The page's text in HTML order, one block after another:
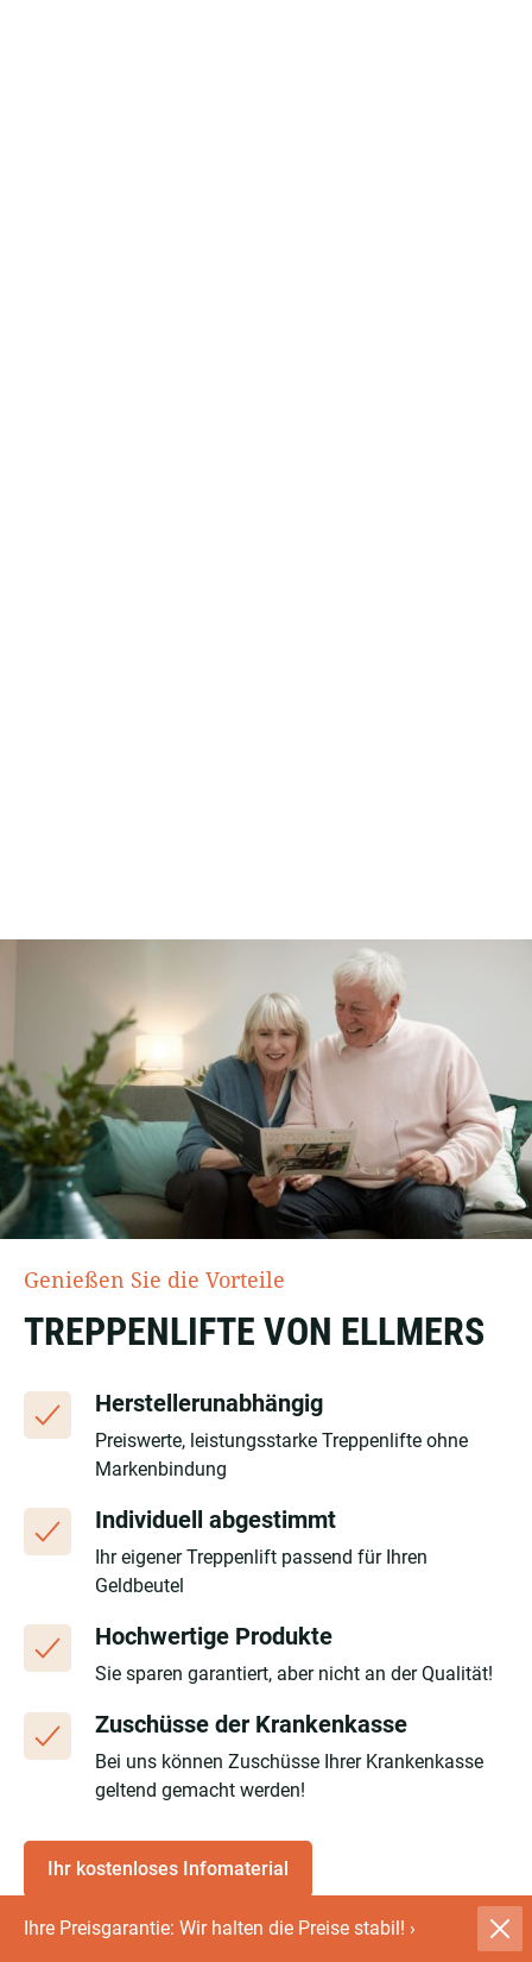
Ihre Preisgarantie: Wir halten die Preise stabil! ›
Genießen Sie die Vorteile
TREPPENLIFTE VON ELLMERS
Herstellerunabhängig
Preiswerte, leistungsstarke Treppenlifte ohne
Markenbindung
Individuell abgestimmt
Ihr eigener Treppenlift passend für Ihren
Geldbeutel
Hochwertige Produkte
Sie sparen garantiert, aber nicht an der Qualität!
Zuschüsse der Krankenkasse
Bei uns können Zuschüsse Ihrer Krankenkasse
geltend gemacht werden!
Ihr kostenloses Infomaterial